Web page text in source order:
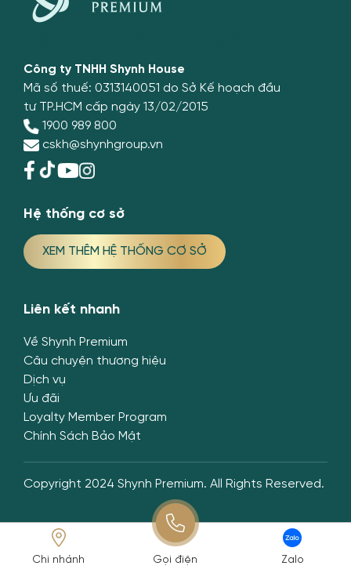
Liên hệ với chúng tôi
1900 989 800
Công ty TNHH Shynh House
Mã số thuế: 0313140051 do Sở Kế hoạch đầu
tư TP.HCM cấp ngày 13/02/2015
1900 989 800
cskh@shynhgroup.vn
Hệ thống cơ sở
XEM THÊM HỆ THỐNG CƠ SỞ
Liên kết nhanh
Về Shynh Premium
Câu chuyện thương hiệu
Dịch vụ
Ưu đãi
Loyalty Member Program
Chính Sách Bảo Mật
Copyright 2024 Shynh Premium. All Rights Reserved.
Chi nhánh Gọi điện Zalo